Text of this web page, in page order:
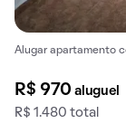
Alugar apartamento
R$ 970aluguel
R$ 1.480 total